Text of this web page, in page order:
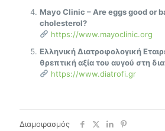
Mayo Clinic – Are eggs good or
cholesterol?
https://www.mayoclinic.org
Ελληνική Διατροφολογική
θρεπτική αξία του αυγού στη
https://www.diatrofi.gr
Διαμοιρασμός